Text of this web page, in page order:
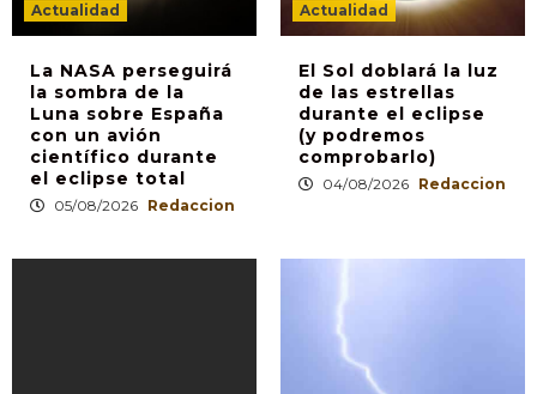
Actualidad
La NASA perseguirá
la sombra de la
Luna sobre España
con un avión
científico durante
el eclipse total
05/08/2026 Redaccion
Actualidad
El Sol doblará la luz
de las estrellas
durante el eclipse
(y podremos
comprobarlo)
04/08/2026 Redaccion